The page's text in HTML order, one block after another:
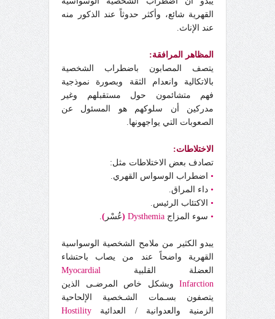
القهرية شائع، وأكثر حدوثاً عند الذكور منه
عند الإناث.
المظاهر المرافقة:
يتصف المصابون باضطراب الشخصية
بالاتكالية وانعدام الثقة وبصورة نموذجية
فهم متشائمون حول مستقبلهم وغير
مدركين أن سلوكهم هو المسئول عن
الصعوبات التي يواجهونها.
الاختلاطات:
تصادف بعض الاختلاطات مثل:
• اضطراب الوسواس القهري.
• داء المراق.
• الاكتئاب الرئيس.
• سوء المزاج Dysthemia
(عُسْر )
.
يبدو الكثير من ملامح الشخصية الوسواسية
القهرية واضحاً عند من يصاب باحتشاء
العضلة القلبية Myocardial
Infarction وبشكل خاص المرضـى الذين
يتصفون بسـمات الشـخصية الإلحاحية
الزمنية والعدوانية / العدائية Hostility